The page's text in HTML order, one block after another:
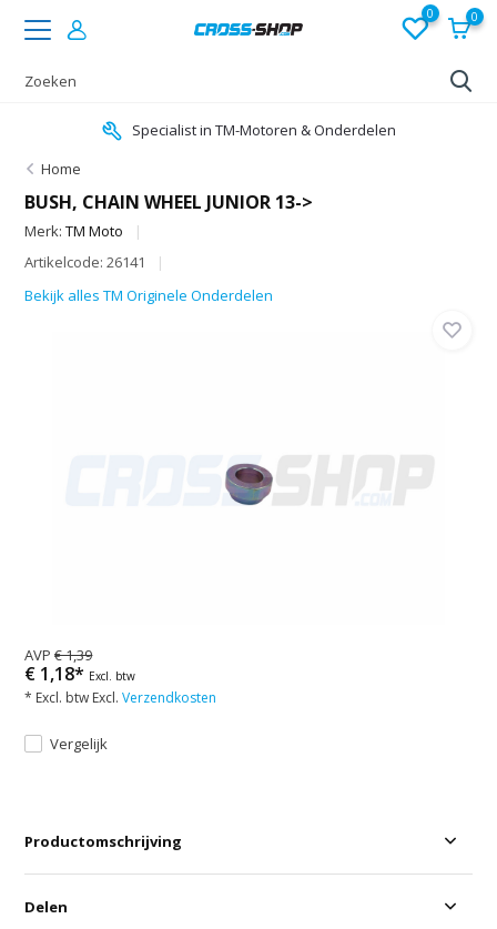
0 0
Specialist in TM-Motoren & Onderdelen
Home
BUSH, CHAIN WHEEL JUNIOR 13->
Merk:TM Moto
Artikelcode: 26141
Bekijk alles TM Originele Onderdelen
AVP€ 1,39
€ 1,18* Excl. btw
* Excl. btw Excl.Verzendkosten
Vergelijk
Productomschrijving
Delen